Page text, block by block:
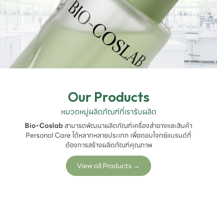
Our Products
หมวดหมู่ผลิตภัณฑ์ที่เรารับผลิต
Bio-Coslabสามารถพัฒนาผลิตภัณฑ์เครื่องสำอางและสินค้า
Personal Care ได้หลากหลายประเภท เพื่อตอบโจทย์แบรนด์ที่
ต้องการสร้างผลิตภัณฑ์คุณภาพ
View all Products →